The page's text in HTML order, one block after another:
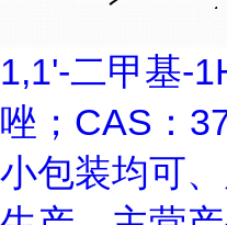
1,1'-二甲基-
唑；CAS：
小包装均可